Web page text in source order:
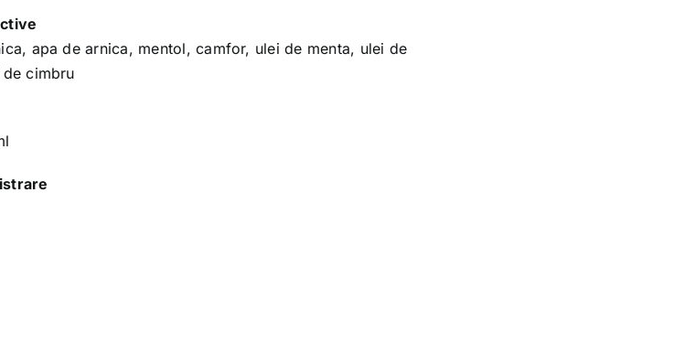
apa de arnica, mentol, camfor, ulei de menta, ulei de
cimbru